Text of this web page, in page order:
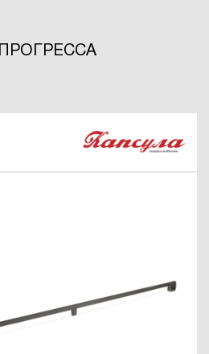
ПРОГРЕССА